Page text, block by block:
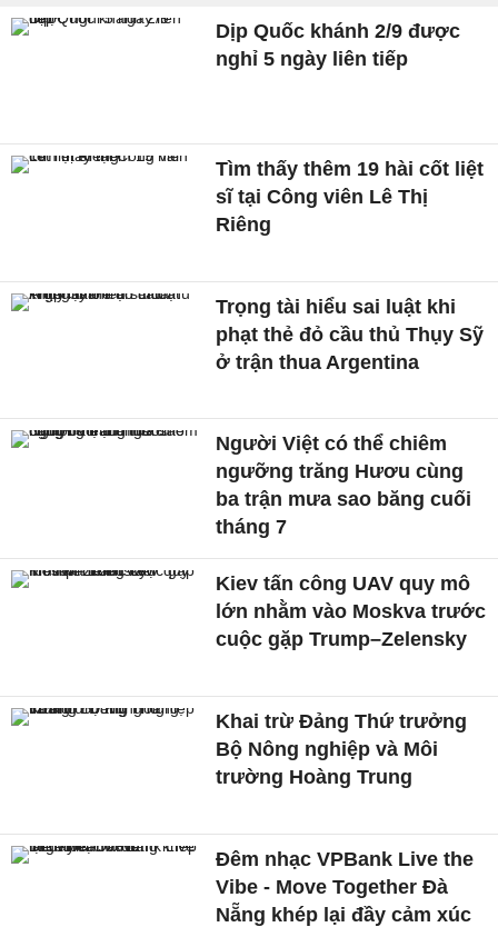
Dịp Quốc khánh 2/9 được
nghỉ 5 ngày liên tiếp
Tìm thấy thêm 19 hài cốt liệt
sĩ tại Công viên Lê Thị
Riêng
Trọng tài hiểu sai luật khi
phạt thẻ đỏ cầu thủ Thụy Sỹ
ở trận thua Argentina
Người Việt có thể chiêm
ngưỡng trăng Hươu cùng
ba trận mưa sao băng cuối
tháng 7
Kiev tấn công UAV quy mô
lớn nhằm vào Moskva trước
cuộc gặp Trump–Zelensky
Khai trừ Đảng Thứ trưởng
Bộ Nông nghiệp và Môi
trường Hoàng Trung
Đêm nhạc VPBank Live the
Vibe - Move Together Đà
Nẵng khép lại đầy cảm xúc